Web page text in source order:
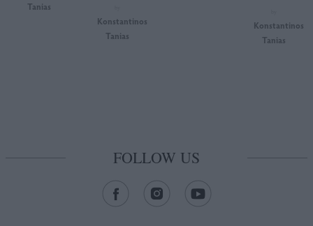
Tanias
Konstantinos
Tanias
Konstantinos
Tanias
FOLLOW US